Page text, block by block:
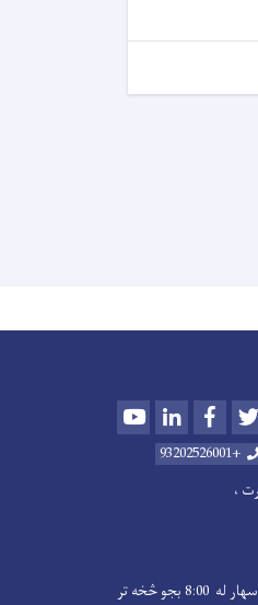
YoutubeLinkedIn
+93202526001
،
کاري ساعتونه: د شنبې څخه تر چهار شنبې پورې؛ د سهار له 8:00 بجو څخه تر